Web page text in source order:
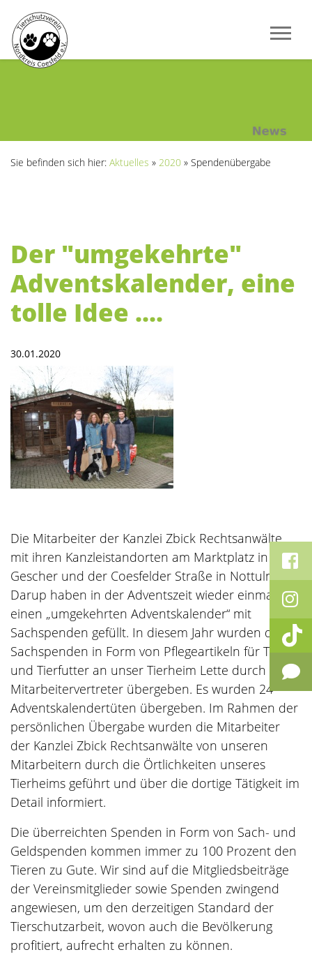
Sie befinden sich hier: Aktuelles » 2020 » Spendenübergabe
Der "umgekehrte"
Adventskalender, eine
tolle Idee ....
30.01.2020
Die Mitarbeiter der Kanzlei Zbick Rechtsanwälte
mit ihren Kanzleistandorten am Marktplatz in
Gescher und der Coesfelder Straße in Nottuln-
Darup haben in der Adventszeit wieder einmal
einen „umgekehrten Adventskalender“ mit
Sachspenden gefüllt. In diesem Jahr wurden die
Sachspenden in Form von Pflegeartikeln für Tiere
und Tierfutter an unser Tierheim Lette durch die
Mitarbeitervertreter übergeben. Es wurden 24
Adventskalendertüten übergeben. Im Rahmen der
persönlichen Übergabe wurden die Mitarbeiter
der Kanzlei Zbick Rechtsanwälte von unseren
Mitarbeitern durch die Örtlichkeiten unseres
Tierheims geführt und über die dortige Tätigkeit im
Detail informiert.
Die überreichten Spenden in Form von Sach- und
Geldspenden kommen immer zu 100 Prozent den
Tieren zu Gute. Wir sind auf die Mitgliedsbeiträge
der Vereinsmitglieder sowie Spenden zwingend
angewiesen, um den derzeitigen Standard der
Tierschutzarbeit, wovon auch die Bevölkerung
profitiert, aufrecht erhalten zu können.